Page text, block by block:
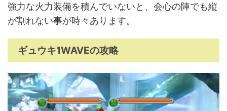
強力な火力装備を積んでいないと、会心の陣でも縦
が割れない事が時々あります。
ギュウキ1WAVEの攻略